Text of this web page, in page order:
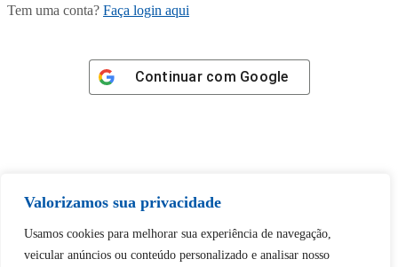
Valorizamos sua privacidade
Usamos cookies para melhorar sua experiência de navegação,
veicular anúncios ou conteúdo personalizado e analisar nosso
Tem uma conta? Faça login aqui
Continuar com Google
Tem certeza de que deseja
desbloquear esta publicação?